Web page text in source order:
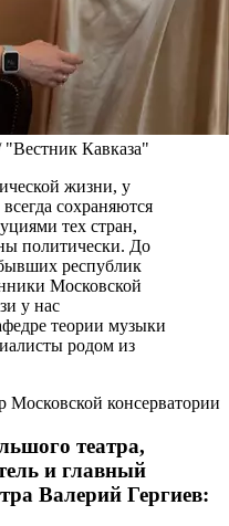
Кавказа"
жизни, у
сохраняются
тех стран,
политически. До
республик
Московской
у нас
теории музыки
родом из
Московской консерватории
театра,
и главный
Валерий Гергиев: